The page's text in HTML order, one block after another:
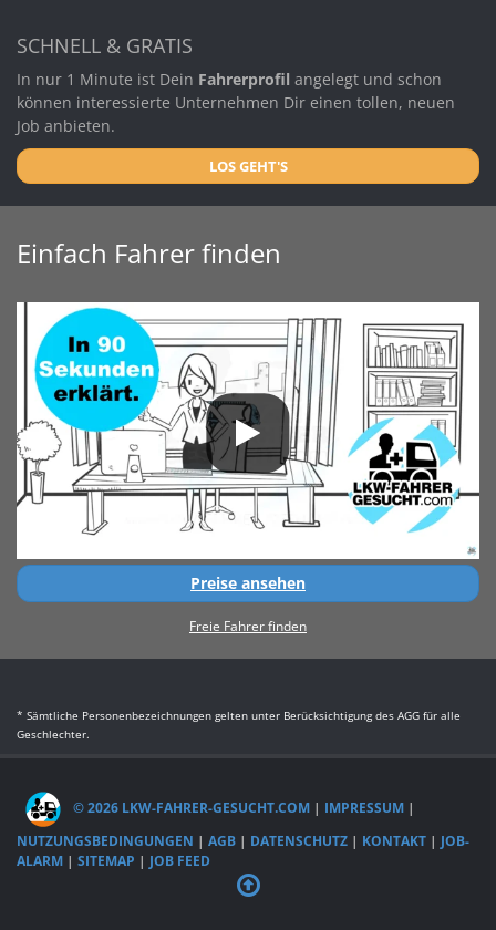
SCHNELL & GRATIS
In nur 1 Minute ist Dein Fahrerprofil angelegt und schon
können interessierte Unternehmen Dir einen tollen, neuen
Job anbieten.
LOS GEHT'S
Einfach Fahrer finden
Preise ansehen
Freie Fahrer finden
* Sämtliche Personenbezeichnungen gelten unter Berücksichtigung des AGG für alle
Geschlechter.
© 2026 LKW-FAHRER-GESUCHT.COM | IMPRESSUM |
NUTZUNGSBEDINGUNGEN | AGB | DATENSCHUTZ | KONTAKT | JOB-
ALARM | SITEMAP | JOB FEED